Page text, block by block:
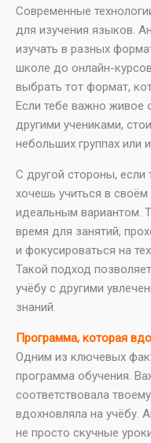
Современные
для изучения языков.
изучать в разных
школе до онлайн-
выбрать тот формат,
Если тебе важно живое
другими учениками,
небольших группах или
С другой стороны, если
хочешь учиться в своём
идеальным вариантом.
время для занятий,
и фокусироваться на
Такой подход
учёбу с другими
знаний.
Программа, которая
Одним из ключевых
программа обучения.
соответствовала
вдохновляла на учёбу.
не просто скучные